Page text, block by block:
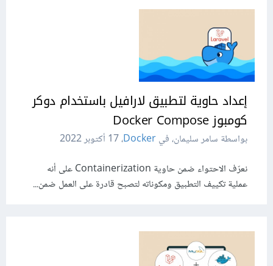
إعداد حاوية لتطبيق لارافيل باستخدام دوكر
كومبوز Docker Compose
بواسطة سامر سليمان، فيDocker،17 أكتوبر 2022
نعرّف الاحتواء ضمن حاوية Containerization على أنه
عملية تكييف التطبيق ومكوناته لتصبح قادرة على العمل ضمن...